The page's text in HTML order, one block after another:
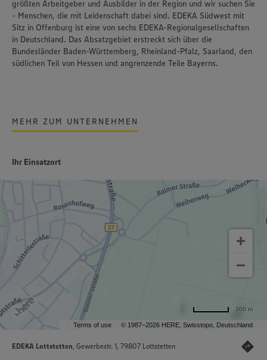
größten Arbeitgeber und Ausbilder in der Region und wir suchen Sie
- Menschen, die mit Leidenschaft dabei sind. EDEKA Südwest mit
Sitz in Offenburg ist eine von sechs EDEKA-Regionalgesellschaften
in Deutschland. Das Absatzgebiet erstreckt sich über die
Bundesländer Baden-Württemberg, Rheinland-Pfalz, Saarland, den
südlichen Teil von Hessen und angrenzende Teile Bayerns.
MEHR ZUM UNTERNEHMEN
Ihr Einsatzort
Terms of use © 1987–2026 HERE, Swisstopo, Deutschland
200 m
EDEKA Lottstetten, Gewerbestr. 1, 79807 Lottstetten